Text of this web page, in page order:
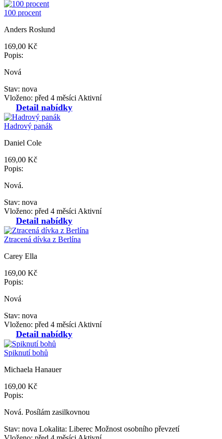
100 procent
Anders Roslund
169,00 Kč
Popis:
Nová
Stav: nova
Vloženo: před 4 měsíci Aktivní
Detail nabídky
Hadrový panák
Daniel Cole
169,00 Kč
Popis:
Nová.
Stav: nova
Vloženo: před 4 měsíci Aktivní
Detail nabídky
Ztracená dívka z Berlína
Carey Ella
169,00 Kč
Popis:
Nová
Stav: nova
Vloženo: před 4 měsíci Aktivní
Detail nabídky
Spiknutí bohů
Michaela Hanauer
169,00 Kč
Popis:
Nová. Posílám zasilkovnou
Stav: nova Lokalita: Liberec Možnost osobního převzetí